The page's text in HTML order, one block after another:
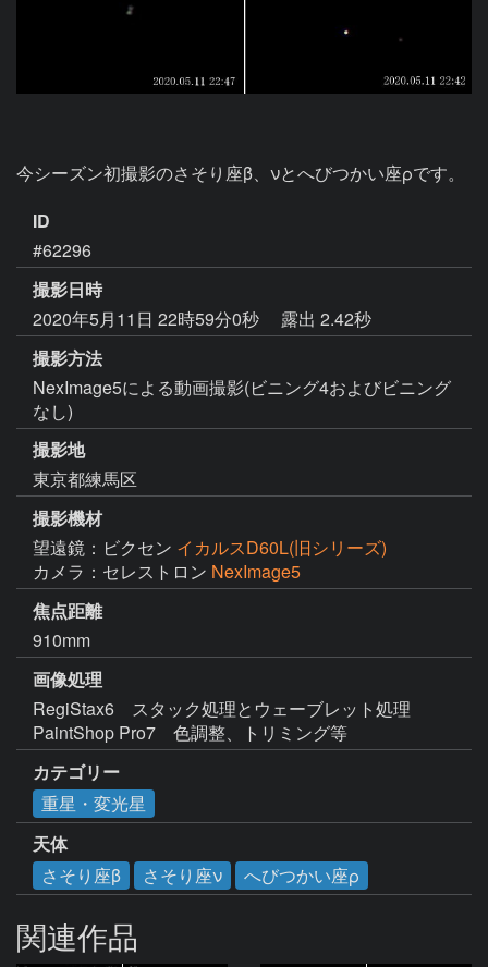
今シーズン初撮影のさそり座β、νとへびつかい座ρです。
ID
#62296
撮影日時
2020年5月11日 22時59分0秒
露出 2.42秒
撮影方法
NexImage5による動画撮影(ビニング4およびビニング
なし)
撮影地
東京都練馬区
撮影機材
望遠鏡：ビクセン イカルスD60L(旧シリーズ)
カメラ：セレストロン NexImage5
焦点距離
910mm
画像処理
RegiStax6　スタック処理とウェーブレット処理
PaintShop Pro7　色調整、トリミング等
カテゴリー
重星・変光星
天体
さそり座β
さそり座ν へびつかい座ρ
関連作品